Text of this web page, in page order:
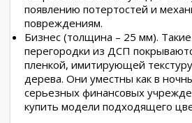
появлению потертостей и
повреждениям.
Бизнес (толщина – 25 мм). Такие
перегородки из ДСП
пленкой, имитирующей
дерева. Они уместны как в
серьезных финансовых
купить модели подходящего